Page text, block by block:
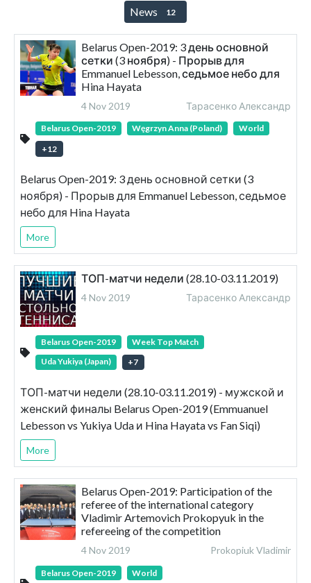
News 12
Belarus Open-2019: 3 день основной
сетки (3 ноября) - Прорыв для
Emmanuel Lebesson, седьмое небо для
Hina Hayata
4 Nov 2019 Тарасенко Александр
Belarus Open-2019 Węgrzyn Anna (Poland)
World
+12
Belarus Open-2019: 3 день основной сетки (3
ноября) - Прорыв для Emmanuel Lebesson, седьмое
небо для Hina Hayata
More
ТОП-матчи недели (28.10-03.11.2019)
4 Nov 2019 Тарасенко Александр
Belarus Open-2019
Week Top Match
Uda Yukiya (Japan)
+7
ТОП-матчи недели (28.10-03.11.2019) - мужской и
женский финалы Belarus Open-2019 (Emmuanuel
Lebesson vs Yukiya Uda и Hina Hayata vs Fan Siqi)
More
Belarus Open-2019: Participation of the
referee of the international category
Vladimir Artemovich Prokopyuk in the
refereeing of the competition
4 Nov 2019 Prokopiuk Vladimir
Belarus Open-2019 World